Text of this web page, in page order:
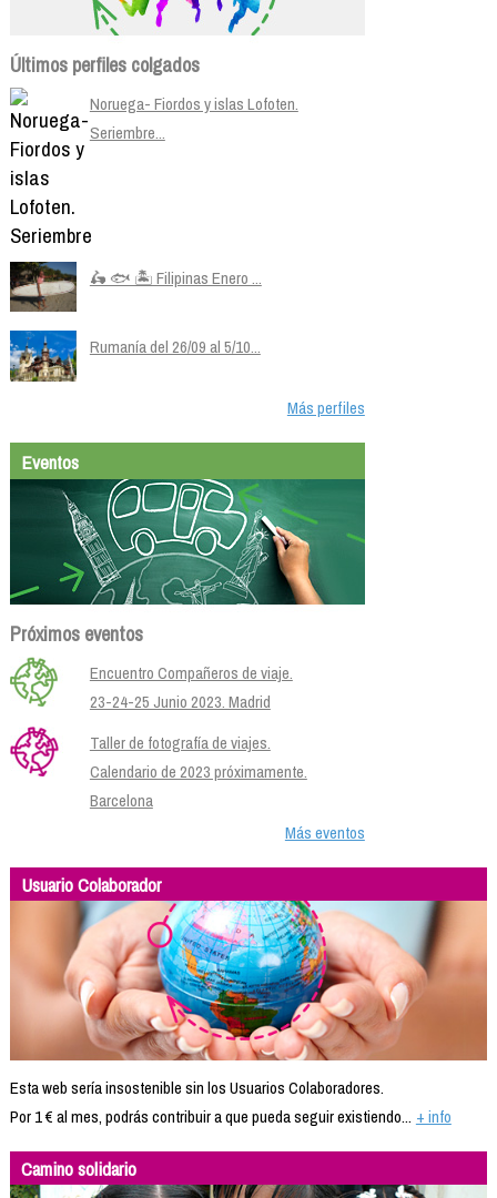
Últimos perfiles colgados
Noruega- Fiordos y islas Lofoten.
Seriembre...
🛵 🐟 🏝️ Filipinas Enero ...
Rumanía del 26/09 al 5/10...
Más perfiles
Eventos
Próximos eventos
Encuentro Compañeros de viaje.
23-24-25 Junio 2023. Madrid
Taller de fotografía de viajes.
Calendario de 2023 próximamente.
Barcelona
Más eventos
Usuario Colaborador
Esta web sería insostenible sin los Usuarios Colaboradores.
Por 1 € al mes, podrás contribuir a que pueda seguir existiendo... + info
Camino solidario